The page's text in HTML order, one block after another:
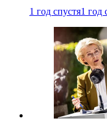
1 год спустя1 год